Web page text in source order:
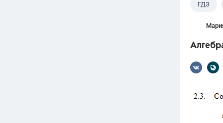
Популярные темы
3273 ответа
ответов
ГДЗ